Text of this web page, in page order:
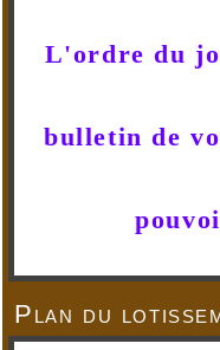
L'ordre du
bulletin de
Plan du